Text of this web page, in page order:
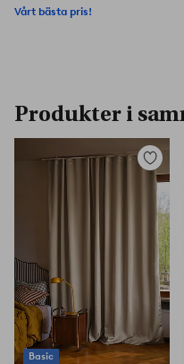
Vårt bästa pris!
Produkter i
Basic
Lägg